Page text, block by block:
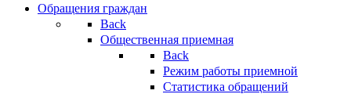
Обращения граждан
Back
Общественная приемная
Back
Режим работы приемной
Статистика обращений